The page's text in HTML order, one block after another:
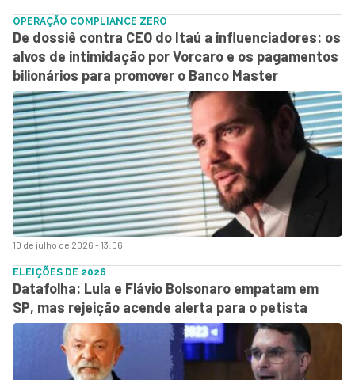
10 de julho de 2026 - 13:06
OPERAÇÃO COMPLIANCE ZERO
De dossiê contra CEO do Itaú a influenciadores: os
alvos de intimidação por Vorcaro e os pagamentos
bilionários para promover o Banco Master
ELEIÇÕES DE 2026
Datafolha: Lula e Flávio Bolsonaro empatam em
SP, mas rejeição acende alerta para o petista